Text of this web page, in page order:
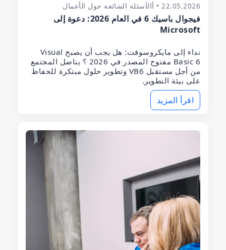
22.05.2026 • أالأسئلة الشائعة حول الأعمال
فيجوال باسيك 6 في العام 2026: دعوة إلى
Microsoft
نداء إلى مايكروسوفت: هل يجب أن يصبح Visual
Basic 6 مفتوح المصدر في 2026 ؟ يناضل المجتمع
من أجل مستقبل VB6 وتطوير حلول مبتكرة للحفاظ
على بيئة التطوير.
اقرأ المزيد